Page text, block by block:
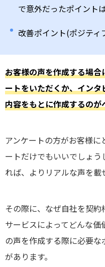
で意外だったポイント
改善ポイント(ポジティ
お客様の声を作成する場
ートをいただくか、イン
内容をもとに作成するのが
アンケートの方がお客様
ートだけでもいいでしょ
れば、よりリアルな声を載
その際に、なぜ自社を契
サービスによってどんな
の声を作成する際に必要
があります。